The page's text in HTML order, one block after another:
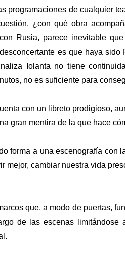
programaciones de cualquier
¿con qué obra
Rusia, parece inevitable
es que haya
Iolanta no tiene
no es suficiente para
con un libreto prodigioso,
gran mentira de la que hace
forma a una escenografía con
mejor, cambiar nuestra vida
que, a modo de puertas,
de las escenas limitándose